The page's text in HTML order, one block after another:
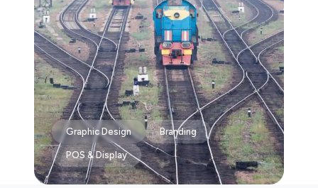
Graphic Design Branding
POS & Display